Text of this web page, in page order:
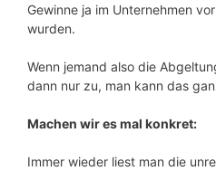
Gewinne ja im Unternehmen
wurden.
Wenn jemand also die
dann nur zu, man kann das
Machen wir es mal konkret:
Immer wieder liest man die